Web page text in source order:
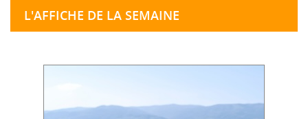
L'AFFICHE DE LA SEMAINE